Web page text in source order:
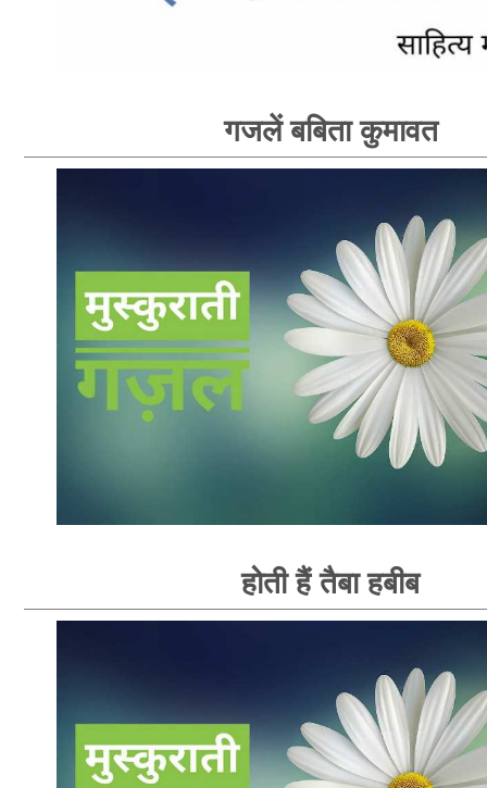
गजलें बबिता कुमावत
होती हैं तैबा हबीब